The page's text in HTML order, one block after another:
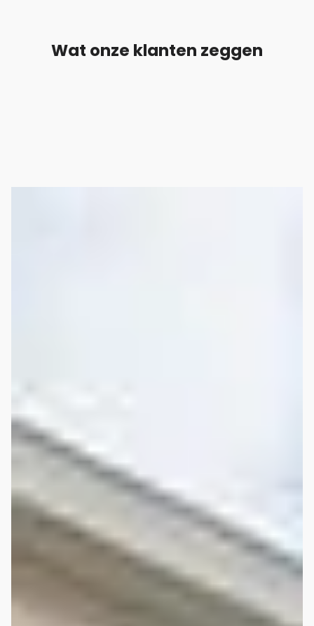
Wat onze klanten zeggen